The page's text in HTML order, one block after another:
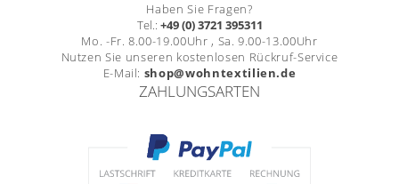
Haben Sie Fragen?
Tel.: +49 (0) 3721 395311
Mo. -Fr. 8.00-19.00Uhr , Sa. 9.00-13.00Uhr
Nutzen Sie unseren kostenlosen Rückruf-Service
E-Mail: shop@wohntextilien.de
ZAHLUNGSARTEN